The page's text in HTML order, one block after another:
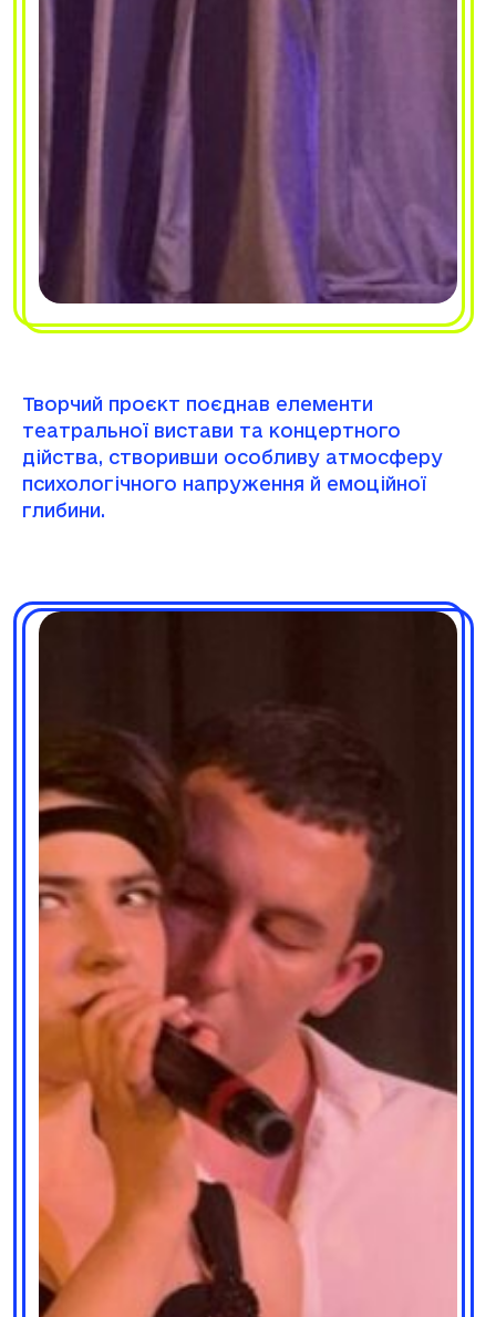
Творчий проєкт поєднав елементи
театральної вистави та концертного
дійства, створивши особливу атмосферу
психологічного напруження й емоційної
глибини.